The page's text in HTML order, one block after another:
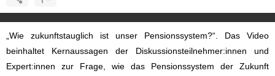
„Wie zukunftstauglich ist unser Pensionssystem?“. Das Video
beinhaltet Kernaussagen der Diskussionsteilnehmer:innen und
Expert:innen zur Frage, wie das Pensionssystem der Zukunft